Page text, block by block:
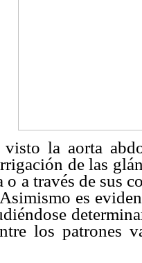
la aorta
de las
o a través de sus
es
los patrones